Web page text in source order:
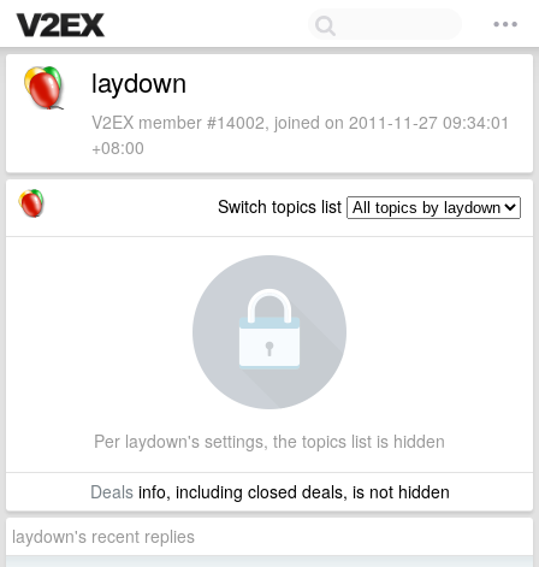
laydown
V2EX member #14002, joined on 2011-11-27 09:34:01
+08:00
Switch topics list
Per laydown's settings, the topics list is hidden
Dealsinfo, including closed deals, is not hidden
laydown's recent replies